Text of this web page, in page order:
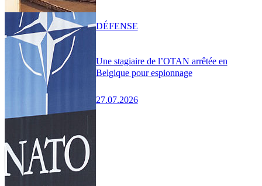
Une stagiaire de l’OTAN arrêtée en
Belgique pour espionnage
27.07.2026
DÉFENSE